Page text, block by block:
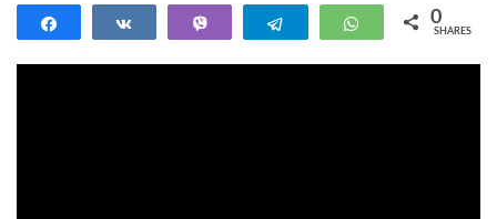
Telegram WhatsApp
0
SHARES